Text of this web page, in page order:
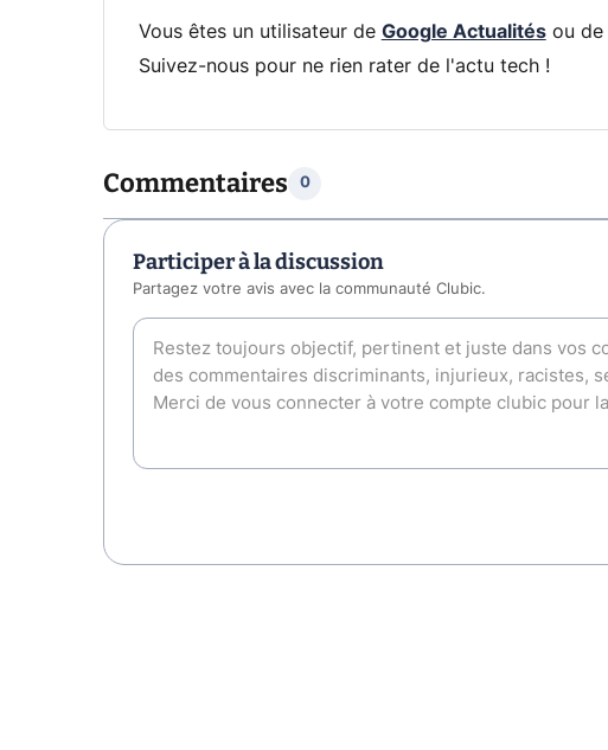
Vous êtes un utilisateur de Google Actualitésou de
Suivez-nous pour ne rien rater de l'actu tech !
Commentaires 0
Participer à la discussion
Partagez votre avis avec la communauté Clubic.